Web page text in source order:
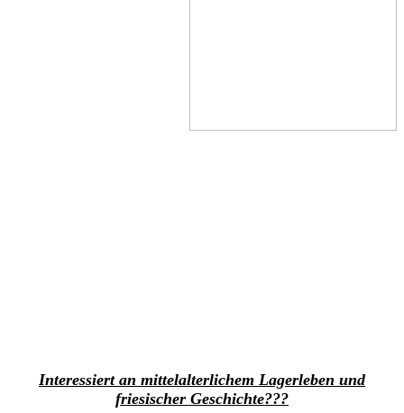
Interessiert an mittelalterlichem Lagerleben und
friesischer Geschichte???